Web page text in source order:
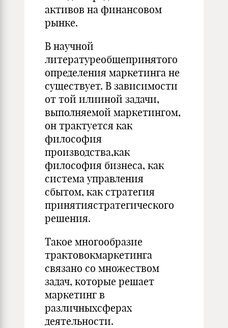
активов на финансовом
рынке.
В научной
литературеобщепринятого
определения маркетинга не
существует. В зависимости
от той илииной задачи,
выполняемой маркетингом,
он трактуется как
философия
производства,как
философия бизнеса, как
система управления
сбытом, как стратегия
принятиястратегического
решения.
Такое многообразие
трактовокмаркетинга
связано со множеством
задач, которые решает
маркетинг в
различныхсферах
деятельности.